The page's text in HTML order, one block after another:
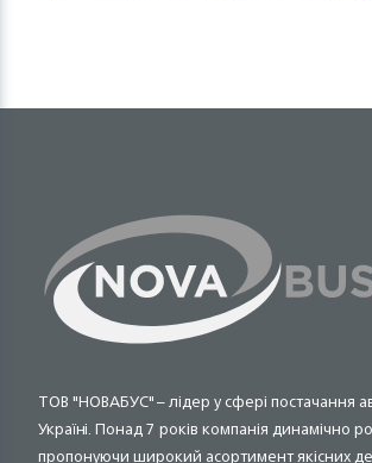
ТОВ "НОВАБУС" – лідер у сфері постачання
Україні. Понад 7 років компанія динамічно
пропонуючи широкий асортимент якісних